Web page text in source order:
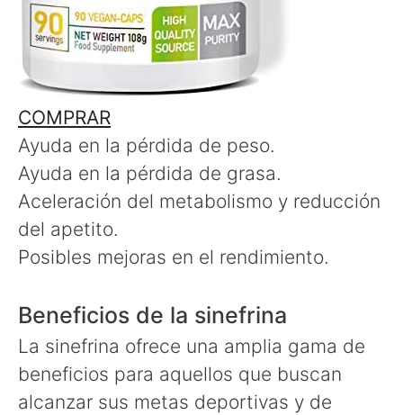
COMPRAR
Ayuda en la pérdida de peso.
Ayuda en la pérdida de grasa.
Aceleración del metabolismo y reducción
del apetito.
Posibles mejoras en el rendimiento.
Beneficios de la sinefrina
La sinefrina ofrece una amplia gama de
beneficios para aquellos que buscan
alcanzar sus metas deportivas y de